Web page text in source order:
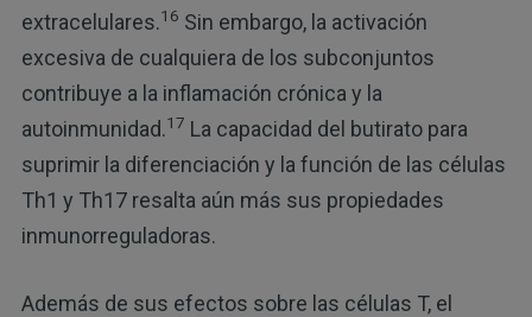
extracelulares.16 Sin embargo, la activación
excesiva de cualquiera de los subconjuntos
contribuye a la inflamación crónica y la
autoinmunidad.17 La capacidad del butirato para
suprimir la diferenciación y la función de las células
Th1 y Th17 resalta aún más sus propiedades
inmunorreguladoras.
Además de sus efectos sobre las células T, el